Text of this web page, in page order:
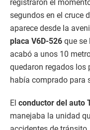
registraron el
segundos en el cruce
aparece desde la
placa V6D-526 que se
acabó a unos 10
quedaron regados los
había comprado para
El conductor del auto
manejaba la unidad